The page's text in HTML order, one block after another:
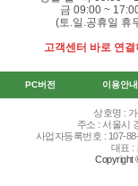
금 09:00 ~
(토.일.공휴일 휴
고객센터 바로 연결
PC버전 이용안내
상호명 :
주소 : 서울시
사업자등록번호 : 107-
대표 :
Copyright